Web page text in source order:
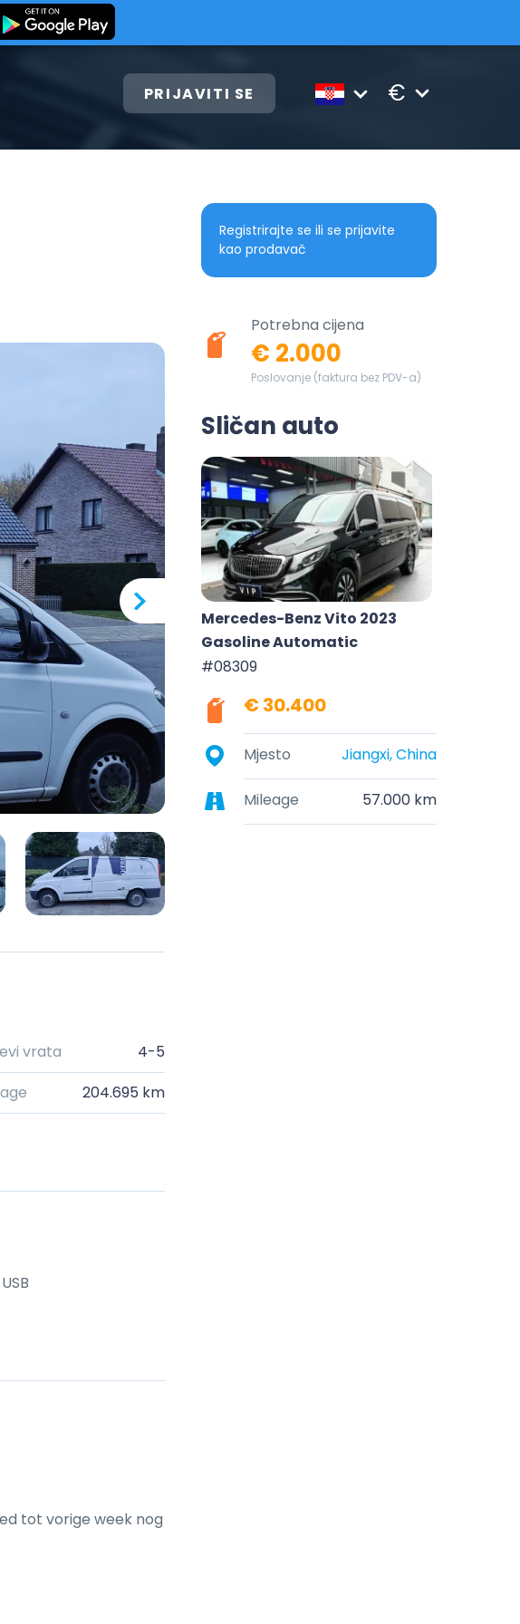
PRIJAVITI SE €
vrata
4-5
204.695 km
USB
tot vorige week nog
Registrirajte se ili se prijavite
kao prodavač
Potrebna cijena
€ 2.000
Poslovanje (faktura bez PDV-a)
Sličan auto
Mercedes-Benz Vito 2023
Gasoline Automatic
#08309
€ 30.400
Mjesto Jiangxi, China
Mileage 57.000 km